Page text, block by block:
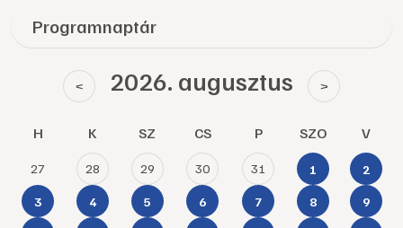
Programnaptár
< 2026. augusztus >
H K SZ CS P SZO V
27 28 29 30 31 1 2
3 4 5 6 7 8 9